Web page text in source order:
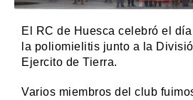
El RC de Huesca celebró el
la poliomielitis junto a la
Ejercito de Tierra.
Varios miembros del club